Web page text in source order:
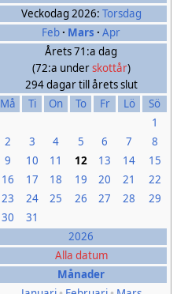
Veckodag 2026: Torsdag
Feb· Mars ·Apr
Årets 71:a dag
(72:a underskottår)
294 dagar till årets slut
Må
Ti On To Fr Lö
Sö
1
2
3 4 5 6 7
8
9
10 11 12 13 14
15
16
17 18 19 20 21
22
23
24 25 26 27 28
29
30
31
2026
Alla datum
Månader